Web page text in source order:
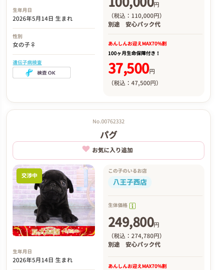
生年月日
2026年5月14日 生まれ
性別
女の子♀
遺伝子病検査
円
（税込：110,000円）
別途 安心パック代
あんしんお迎えMAX70%割
100ヶ月生命保障付き！
37,500円
（税込：47,500円）
No.00762332
パグ
お気に入り追加
交渉中
生年月日
2026年5月14日 生まれ
この子のいるお店
八王子西店
生体価格
249,800円
（税込：274,780円）
別途 安心パック代
あんしんお迎えMAX70%割